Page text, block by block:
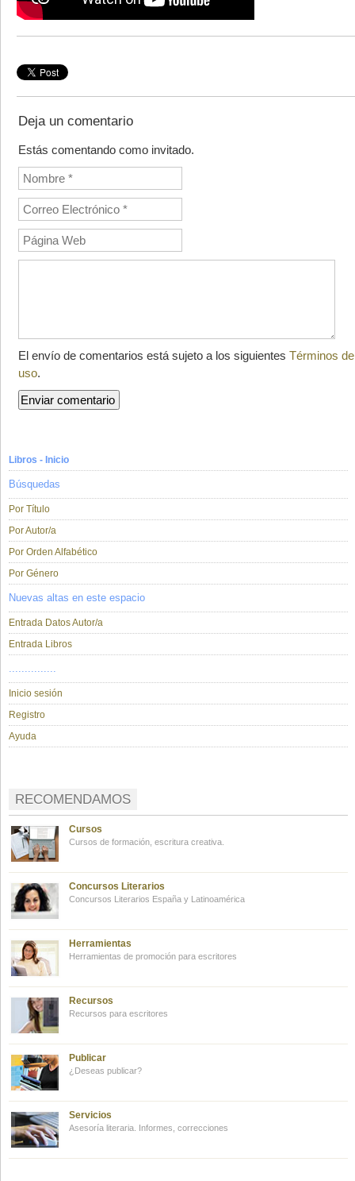
Deja un comentario
Estás comentando como invitado.
El envío de comentarios está sujeto a los siguientes Términos de
uso.
Libros - Inicio
Búsquedas
Por Título
Por Autor/a
Por Orden Alfabético
Por Género
Nuevas altas en este espacio
Entrada Datos Autor/a
Entrada Libros
...............
Inicio sesión
Registro
Ayuda
RECOMENDAMOS
Cursos
Cursos de formación, escritura creativa.
Concursos Literarios
Concursos Literarios España y Latinoamérica
Herramientas
Herramientas de promoción para escritores
Recursos
Recursos para escritores
Publicar
¿Deseas publicar?
Servicios
Asesoría literaria. Informes, correcciones